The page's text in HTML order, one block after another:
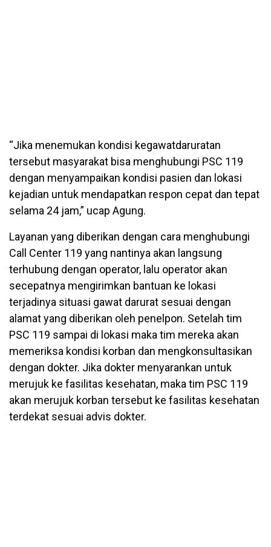
“Jika menemukan kondisi kegawatdaruratan
tersebut masyarakat bisa menghubungi PSC 119
dengan menyampaikan kondisi pasien dan lokasi
kejadian untuk mendapatkan respon cepat dan tepat
selama 24 jam,” ucap Agung.
Layanan yang diberikan dengan cara menghubungi
Call Center 119 yang nantinya akan langsung
terhubung dengan operator, lalu operator akan
secepatnya mengirimkan bantuan ke lokasi
terjadinya situasi gawat darurat sesuai dengan
alamat yang diberikan oleh penelpon. Setelah tim
PSC 119 sampai di lokasi maka tim mereka akan
memeriksa kondisi korban dan mengkonsultasikan
dengan dokter. Jika dokter menyarankan untuk
merujuk ke fasilitas kesehatan, maka tim PSC 119
akan merujuk korban tersebut ke fasilitas kesehatan
terdekat sesuai advis dokter.